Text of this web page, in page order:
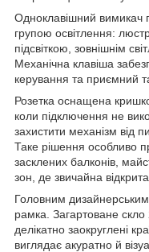
Одноклавішний вимикач
групою освітлення:
підсвіткою, зовнішнім
Механічна клавіша
керування та приємний
Розетка оснащена
коли підключення не
захистити механізм від
Таке рішення особливо
засклених балконів,
зон, де звичайна
Головним
рамка. Загартоване
делікатно заокруглені
виглядає акуратно й